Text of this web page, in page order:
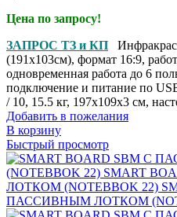
Цена по запросу!
ЗАПРОС ТЗ и КП
(191x103см), формат 16:9,
одновременная работа до 6
подключение и питание по
/ 10, 15.5 кг, 197x109x3 см,
Добавить в пожелания
В корзину
Быстрый просмотр